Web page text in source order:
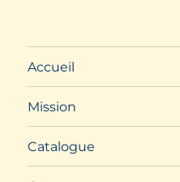
Accueil
Mission
Catalogue